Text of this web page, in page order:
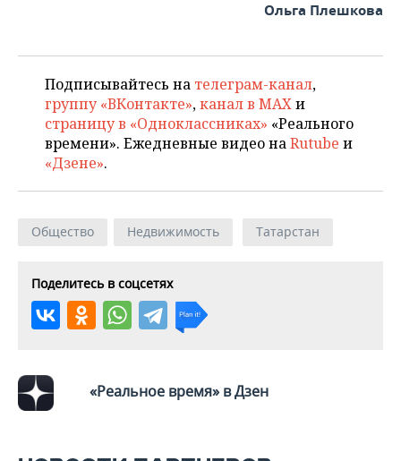
ONLINE-КОНФЕРЕНЦИИ
ОТКРЫТАЯ ЛЕКЦИЯ
ХОККЕЙ
БАСКЕТБОЛ
ВОЛЕЙБОЛ
КИБЕРСПОРТ
ХОККЕЙ С МЯЧОМ
ВЛАСТЬ
ИНФРАСТРУКТУРА
ИСТОРИЯ
КУЛЬТУРА
ПРОИСШЕСТВИЯ
СЮЖЕТЫ
СПРАВОЧНИК
СПИСОК ПЕРСОН
СПИСОК КОМПАНИЙ
ПОЛНАЯ ВЕРСИЯ
Ольга Плешкова
Подписывайтесь на телеграм-канал,
группу «ВКонтакте»,канал в MAXи
страницу в «Одноклассниках» «Реального
времени». Ежедневные видео наRutube и
«Дзене».
Общество Недвижимость Татарстан
Поделитесь в соцсетях
«Реальное время» в Дзен